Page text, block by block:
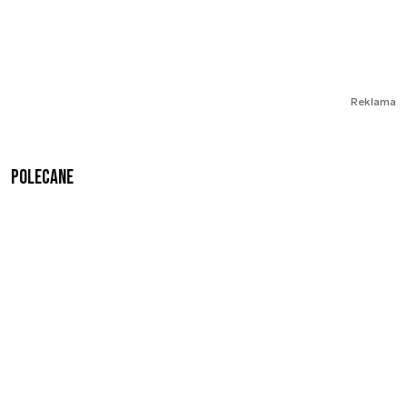
Reklama
Polecane